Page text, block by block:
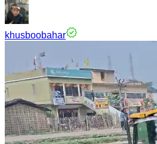
khusboobahar